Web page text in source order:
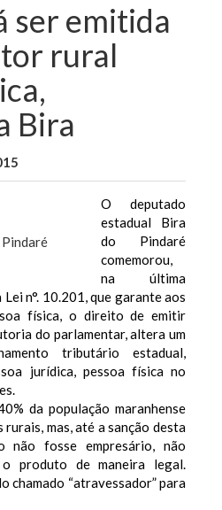
ser emitida
rural
Bira
O deputado
estadual Bira
do Pindaré
comemorou,
na última
n°. 10.201, que garante aos
física, o direito de emitir
do parlamentar, altera um
tributário estadual,
jurídica, pessoa física no
da população maranhense
mas, até a sanção desta
não fosse empresário, não
o produto de maneira legal.
chamado “atravessador” para